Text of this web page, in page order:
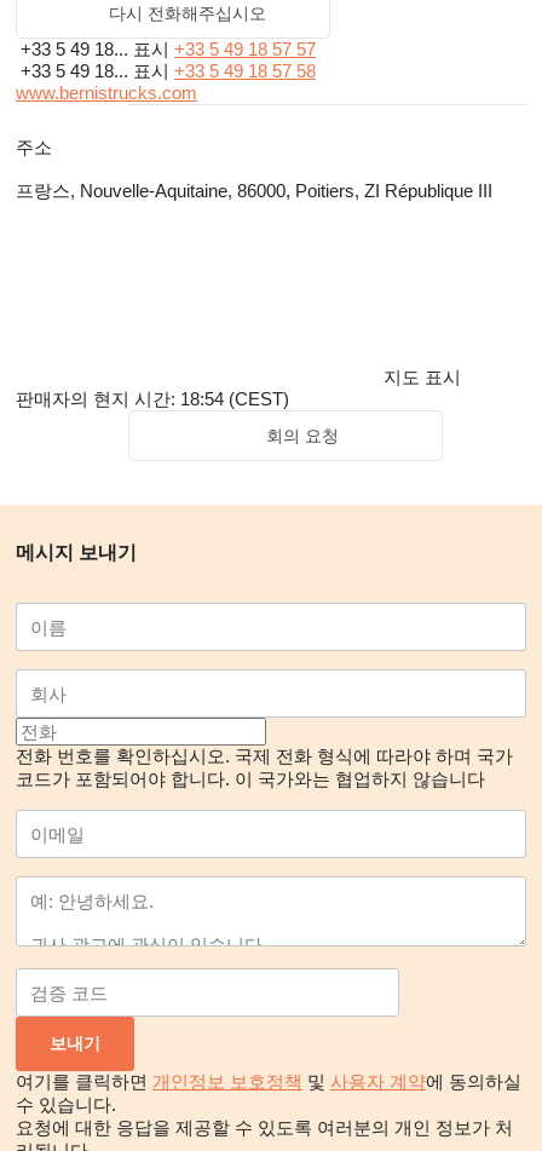
다시 전화해주십시오
+33 5 49 18... 표시 +33 5 49 18 57 57
+33 5 49 18... 표시 +33 5 49 18 57 58
www.bernistrucks.com
주소
프랑스, Nouvelle-Aquitaine, 86000, Poitiers, ZI République III
지도 표시
판매자의 현지 시간: 18:54 (CEST)
회의 요청
메시지 보내기
전화 번호를 확인하십시오. 국제 전화 형식에 따라야 하며 국가
코드가 포함되어야 합니다. 이 국가와는 협업하지 않습니다
여기를 클릭하면 개인정보 보호정책 및 사용자 계약에 동의하실
수 있습니다.
요청에 대한 응답을 제공할 수 있도록 여러분의 개인 정보가 처